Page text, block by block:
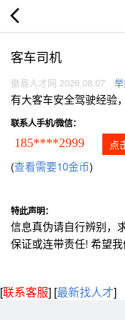
客车司机
徽县人才网 2026.08.07
有大客车安全驾驶经验
联系人手机/微信：
185****2999 点
(查看需要10金币)
特此声明：
信息真伪请自行辨别，
保证或连带责任! 希望
[联系客服] [最新找人才]